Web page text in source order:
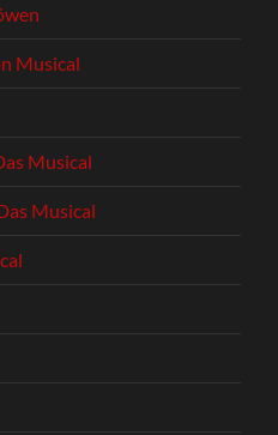
Musical
Musical
Musical